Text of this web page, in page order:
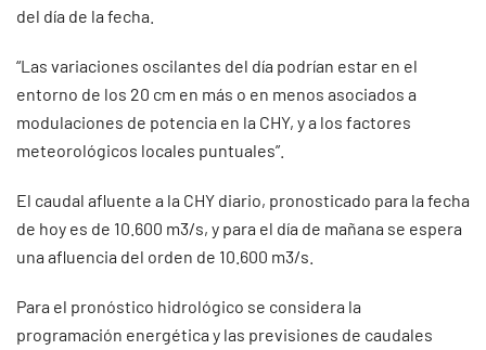
del día de la fecha.
“Las variaciones oscilantes del día podrían estar en el
entorno de los 20 cm en más o en menos asociados a
modulaciones de potencia en la CHY, y a los factores
meteorológicos locales puntuales”.
El caudal afluente a la CHY diario, pronosticado para la fecha
de hoy es de 10.600 m3/s, y para el día de mañana se espera
una afluencia del orden de 10.600 m3/s.
Para el pronóstico hidrológico se considera la
programación energética y las previsiones de caudales